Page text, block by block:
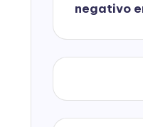
negativo